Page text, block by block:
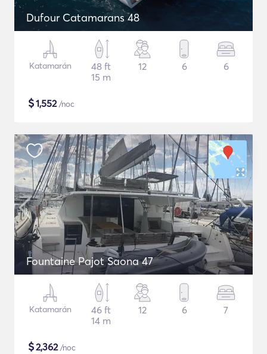
Dufour Catamarans 48
Katamarán
48 ft
15 m
12 6 6
$1,552/noc
Fountaine Pajot Saona 47
Katamarán
46 ft
14 m
12 6 7
$2,362/noc